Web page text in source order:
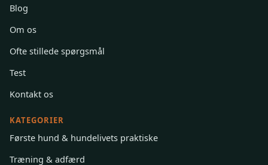
Forside
Blog
Om os
Ofte stillede spørgsmål
Test
Kontakt os
KATEGORIER
Første hund & hundelivets praktiske